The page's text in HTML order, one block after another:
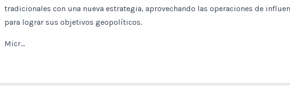
tradicionales con una nueva estrategia, aprovechando las operaciones de
para lograr sus objetivos geopolíticos.
Micr…